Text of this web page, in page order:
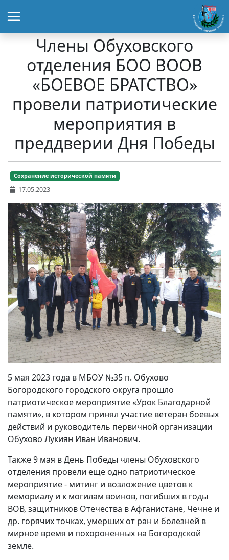
Члены Обуховского
отделения БОО ВООВ
«БОЕВОЕ БРАТСТВО»
провели патриотические
мероприятия в
преддверии Дня Победы
Сохранение исторической памяти
17.05.2023
5 мая 2023 года в МБОУ №35 п. Обухово
Богородского городского округа прошло
патриотическое мероприятие «Урок Благодарной
памяти», в котором принял участие ветеран боевых
действий и руководитель первичной организации
Обухово Лукиян Иван Иванович.
Также 9 мая в День Победы члены Обуховского
отделения провели еще одно патриотическое
мероприятие - митинг и возложение цветов к
мемориалу и к могилам воинов, погибших в годы
ВОВ, защитников Отечества в Афганистане, Чечне и
др. горячих точках, умерших от ран и болезней в
мирное время и похороненных на Богородской
земле.